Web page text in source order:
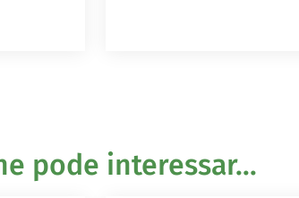
pode interessar...